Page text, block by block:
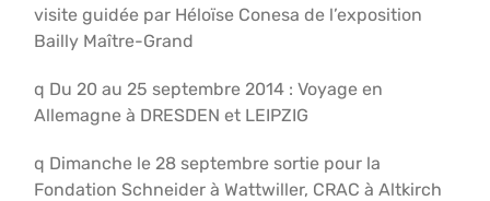
visite guidée par Héloïse Conesa de l’exposition
Bailly Maître-Grand
q Du 20 au 25 septembre 2014 : Voyage en
Allemagne à DRESDEN et LEIPZIG
q Dimanche le 28 septembre sortie pour la
Fondation Schneider à Wattwiller, CRAC à Altkirch